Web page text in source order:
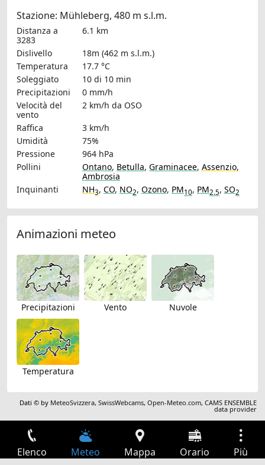
Stazione: Mühleberg, 480 m s.l.m.
Distanza a
3283
6.1 km
Dislivello
18m (462 m s.l.m.)
Temperatura
17.7 °C
Soleggiato
10 di 10 min
Precipitazioni
0 mm/h
Velocità del
vento
2 km/h da OSO
Raffica
3 km/h
Umidità
75%
Pressione
964 hPa
Pollini
Ontano, Betulla, Graminacee, Assenzio,
Ambrosia
Inquinanti
NH3, CO, NO2, Ozono, PM10, PM2.5, SO2
Animazioni meteo
Precipitazioni Vento Nuvole
Temperatura
Dati © by MeteoSvizzera,SwissWebcams,Open-Meteo.com,CAMS ENSEMBLE
data provider
Elenco Meteo Mappa Orario Più